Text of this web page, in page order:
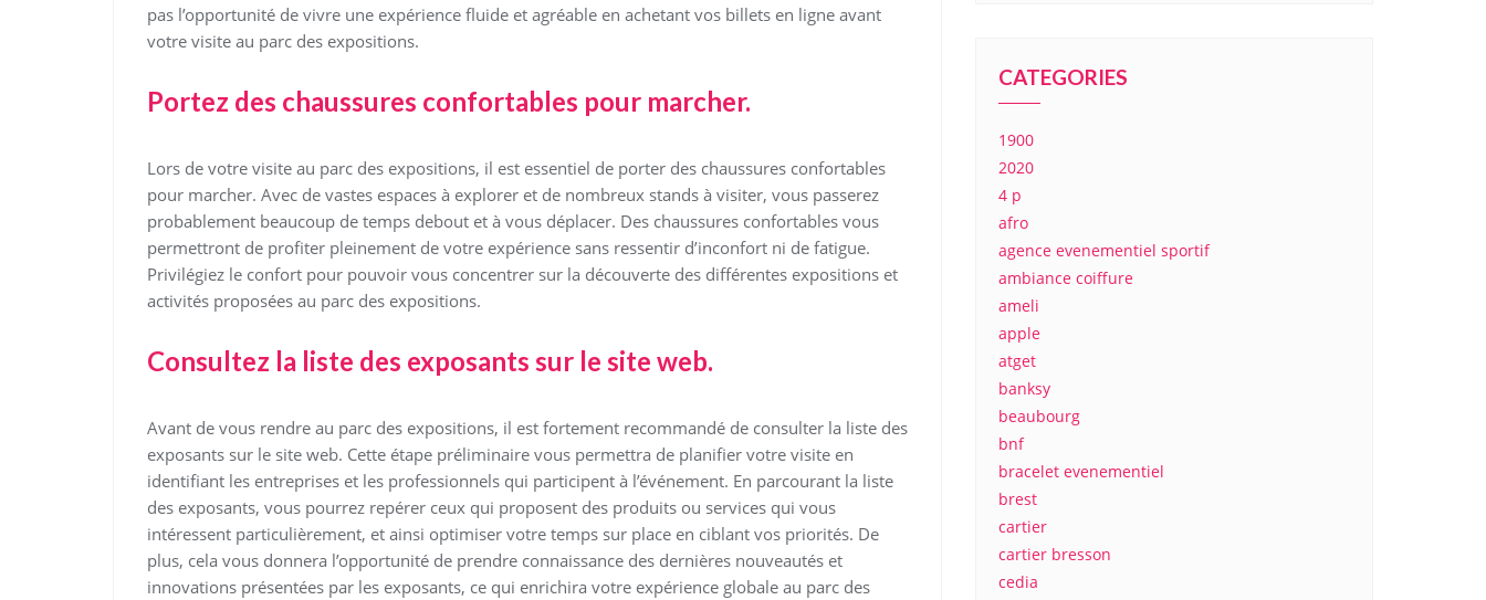
pas l’opportunité de vivre une expérience fluide et agréable en achetant vos billets en ligne avant
votre visite au parc des expositions.
Portez des chaussures confortables pour marcher.
Lors de votre visite au parc des expositions, il est essentiel de porter des chaussures confortables
pour marcher. Avec de vastes espaces à explorer et de nombreux stands à visiter, vous passerez
probablement beaucoup de temps debout et à vous déplacer. Des chaussures confortables vous
permettront de profiter pleinement de votre expérience sans ressentir d’inconfort ni de fatigue.
Privilégiez le confort pour pouvoir vous concentrer sur la découverte des différentes expositions et
activités proposées au parc des expositions.
Consultez la liste des exposants sur le site web.
Avant de vous rendre au parc des expositions, il est fortement recommandé de consulter la liste des
exposants sur le site web. Cette étape préliminaire vous permettra de planifier votre visite en
identifiant les entreprises et les professionnels qui participent à l’événement. En parcourant la liste
des exposants, vous pourrez repérer ceux qui proposent des produits ou services qui vous
intéressent particulièrement, et ainsi optimiser votre temps sur place en ciblant vos priorités. De
plus, cela vous donnera l’opportunité de prendre connaissance des dernières nouveautés et
innovations présentées par les exposants, ce qui enrichira votre expérience globale au parc des
CATEGORIES
1900
2020
4 p
afro
agence evenementiel sportif
ambiance coiffure
ameli
apple
atget
banksy
beaubourg
bnf
bracelet evenementiel
brest
cartier
cartier bresson
cedia